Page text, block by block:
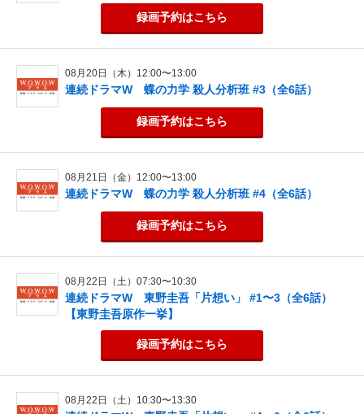
録画予約はこちら
08月20日（木）12:00〜13:00
連続ドラマW 蝶の力学 殺人分析班 #3（全6話）
録画予約はこちら
08月21日（金）12:00〜13:00
連続ドラマW 蝶の力学 殺人分析班 #4（全6話）
録画予約はこちら
08月22日（土）07:30〜10:30
連続ドラマW 東野圭吾「片想い」 #1〜3（全6話）
【東野圭吾原作一挙】
録画予約はこちら
08月22日（土）10:30〜13:30